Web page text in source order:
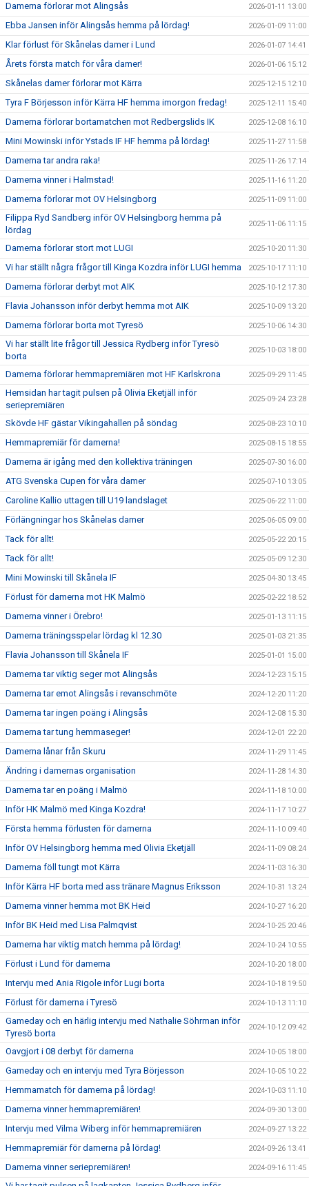
Damerna förlorar mot Alingsås 2026-01-11 13:00
Ebba Jansen inför Alingsås hemma på lördag! 2026-01-09 11:00
Klar förlust för Skånelas damer i Lund 2026-01-07 14:41
Årets första match för våra damer! 2026-01-06 15:12
Skånelas damer förlorar mot Kärra 2025-12-15 12:10
Tyra F Börjesson inför Kärra HF hemma imorgon fredag! 2025-12-11 15:40
Damerna förlorar bortamatchen mot Redbergslids IK 2025-12-08 16:10
Mini Mowinski inför Ystads IF HF hemma på lördag! 2025-11-27 11:58
Damerna tar andra raka! 2025-11-26 17:14
Damerna vinner i Halmstad! 2025-11-16 11:20
Damerna förlorar mot OV Helsingborg 2025-11-09 11:00
Filippa Ryd Sandberg inför OV Helsingborg hemma på
lördag
2025-11-06 11:15
Damerna förlorar stort mot LUGI 2025-10-20 11:30
Vi har ställt några frågor till Kinga Kozdra inför LUGI hemma 2025-10-17 11:10
Damerna förlorar derbyt mot AIK 2025-10-12 17:30
Flavia Johansson inför derbyt hemma mot AIK 2025-10-09 13:20
Damerna förlorar borta mot Tyresö 2025-10-06 14:30
Vi har ställt lite frågor till Jessica Rydberg inför Tyresö
borta
2025-10-03 18:00
Damerna förlorar hemmapremiären mot HF Karlskrona 2025-09-29 11:45
Hemsidan har tagit pulsen på Olivia Eketjäll inför
seriepremiären
2025-09-24 23:28
Skövde HF gästar Vikingahallen på söndag 2025-08-23 10:10
Hemmapremiär för damerna! 2025-08-15 18:55
Damerna är igång med den kollektiva träningen 2025-07-30 16:00
ATG Svenska Cupen för våra damer 2025-07-10 13:05
Caroline Kallio uttagen till U19 landslaget 2025-06-22 11:00
Förlängningar hos Skånelas damer 2025-06-05 09:00
Tack för allt! 2025-05-22 20:15
Tack för allt! 2025-05-09 12:30
Mini Mowinski till Skånela IF 2025-04-30 13:45
Förlust för damerna mot HK Malmö 2025-02-22 18:52
Damerna vinner i Örebro! 2025-01-13 11:15
Damerna träningsspelar lördag kl 12.30 2025-01-03 21:35
Flavia Johansson till Skånela IF 2025-01-01 15:00
Damerna tar viktig seger mot Alingsås 2024-12-23 15:15
Damerna tar emot Alingsås i revanschmöte 2024-12-20 11:20
Damerna tar ingen poäng i Alingsås 2024-12-08 15:30
Damerna tar tung hemmaseger! 2024-12-01 22:20
Damerna lånar från Skuru 2024-11-29 11:45
Ändring i damernas organisation 2024-11-28 14:30
Damerna tar en poäng i Malmö 2024-11-18 10:00
Inför HK Malmö med Kinga Kozdra! 2024-11-17 10:27
Första hemma förlusten för damerna 2024-11-10 09:40
Inför OV Helsingborg hemma med Olivia Eketjäll 2024-11-09 08:24
Damerna föll tungt mot Kärra 2024-11-03 16:30
Inför Kärra HF borta med ass tränare Magnus Eriksson 2024-10-31 13:24
Damerna vinner hemma mot BK Heid 2024-10-27 16:20
Inför BK Heid med Lisa Palmqvist 2024-10-25 20:46
Damerna har viktig match hemma på lördag! 2024-10-24 10:55
Förlust i Lund för damerna 2024-10-20 18:00
Intervju med Ania Rigole inför Lugi borta 2024-10-18 19:50
Förlust för damerna i Tyresö 2024-10-13 11:10
Gameday och en härlig intervju med Nathalie Söhrman inför
Tyresö borta
2024-10-12 09:42
Oavgjort i 08 derbyt för damerna 2024-10-05 18:00
Gameday och en intervju med Tyra Börjesson 2024-10-05 10:22
Hemmamatch för damerna på lördag! 2024-10-03 11:10
Damerna vinner hemmapremiären! 2024-09-30 13:00
Intervju med Vilma Wiberg inför hemmapremiären 2024-09-27 13:22
Hemmapremiär för damerna på lördag! 2024-09-26 13:41
Damerna vinner seriepremiären! 2024-09-16 11:45